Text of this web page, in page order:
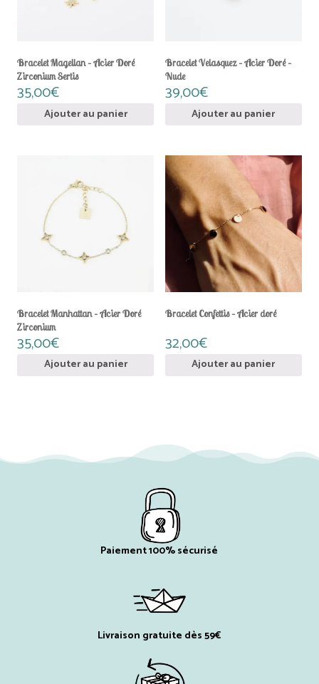
Bracelet Magellan – Acier Doré
Zirconium Sertis
35,00€
Ajouter au panier
Bracelet Velasquez – Acier Doré –
Nude
39,00€
Ajouter au panier
Bracelet Manhattan – Acier Doré
Zirconium
35,00€
Ajouter au panier
Bracelet Confettis – Acier doré
32,00€
Ajouter au panier
Paiement 100% sécurisé
Livraison gratuite dès 59€